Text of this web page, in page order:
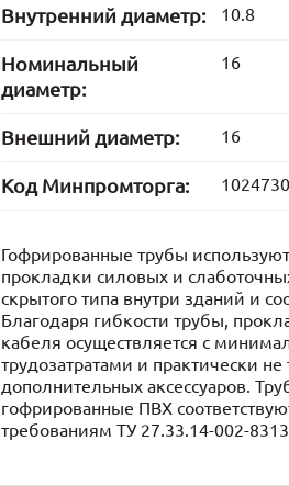
Внутренний диаметр: 10.8
Номинальный
диаметр:
16
Внешний диаметр: 16
Код Минпромторга:
Гофрированные трубы
прокладки силовых и
скрытого типа внутри зданий и
Благодаря гибкости трубы,
кабеля осуществляется с
трудозатратами и практически не
дополнительных аксессуаров.
гофрированные ПВХ
требованиям ТУ 27.33.14-002-